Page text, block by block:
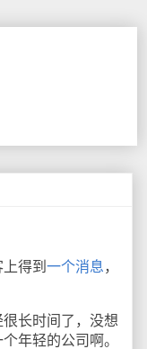
得到 一个消息，
长时间了，没想
年轻的公司啊。